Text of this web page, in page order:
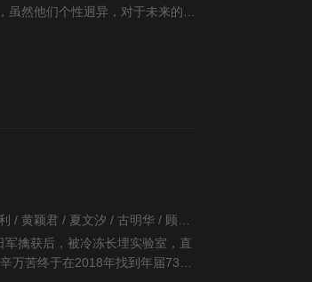
然他们个性迥异，对于未来的规
擒获后，被冷冻长埋实验室，直
万苦终于在2018年找到年届73岁